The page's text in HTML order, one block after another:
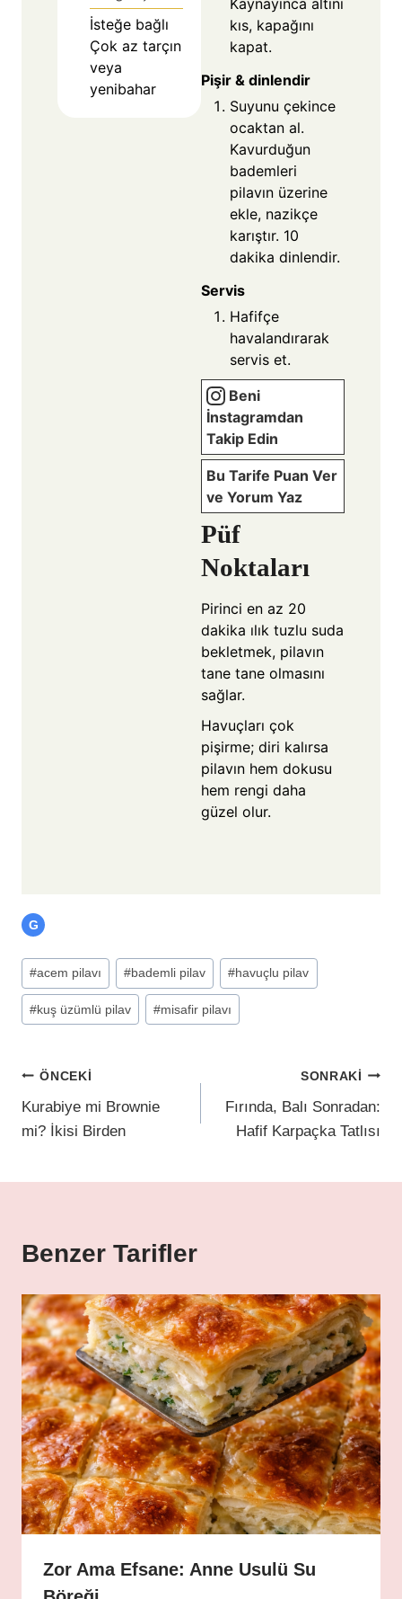
İsteğe bağlı
Çok az tarçın
veya
yenibahar
Kaynayınca altını
kıs, kapağını
kapat.
Pişir & dinlendir
Suyunu çekince
ocaktan al.
Kavurduğun
bademleri
pilavın üzerine
ekle, nazikçe
karıştır. 10
dakika dinlendir.
Servis
Hafifçe
havalandırarak
servis et.
Beni
İnstagramdan
Takip Edin
Bu Tarife Puan Ver
ve Yorum Yaz
Püf
Noktaları
Pirinci en az 20
dakika ılık tuzlu suda
bekletmek, pilavın
tane tane olmasını
sağlar.
Havuçları çok
pişirme; diri kalırsa
pilavın hem dokusu
hem rengi daha
güzel olur.
G
#acem pilavı #bademli pilav #havuçlu pilav
#kuş üzümlü pilav #misafir pilavı
ÖNCEKI
Kurabiye mi Brownie
mi? İkisi Birden
SONRAKI
Fırında, Balı Sonradan:
Hafif Karpaçka Tatlısı
Benzer Tarifler
Zor Ama Efsane: Anne Usulü Su